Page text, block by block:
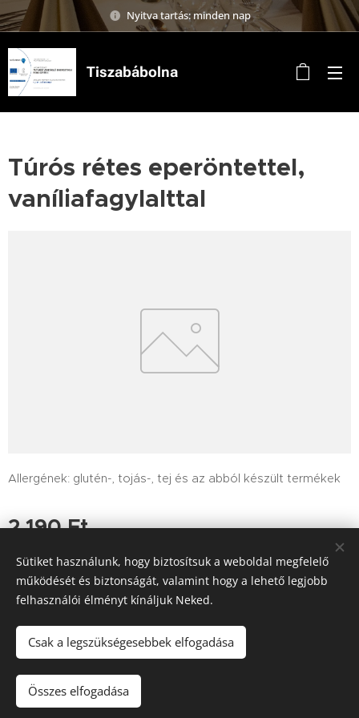
Nyitva tartás: minden nap
Tiszabábolna
Túrós rétes eperöntettel,
vaníliafagylalttal
Allergének: glutén-, tojás-, tej és az abból készült termékek
2 190Ft
Tutajos Vendéglő / A Tutajos házhoz viszi a minőséget
Információk
Sütik
Sütiket használunk, hogy biztosítsuk a weboldal megfelelő
működését és biztonságát, valamint hogy a lehető legjobb
felhasználói élményt kínáljuk Neked.
Csak a legszükségesebbek elfogadása
Összes elfogadása